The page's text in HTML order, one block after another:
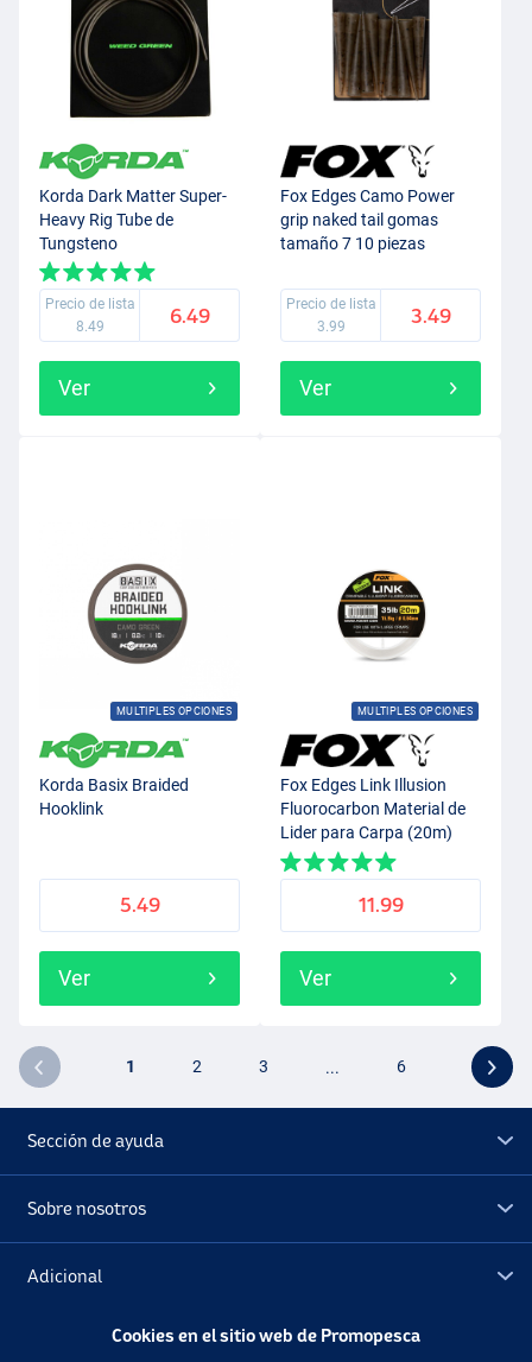
Korda Dark Matter Super-
Heavy Rig Tube de
Tungsteno
Precio de lista
8.49
6.49
Ver
Fox Edges Camo Power
grip naked tail gomas
tamaño 7 10 piezas
Precio de lista
3.99
3.49
Ver
MULTIPLES OPCIONES
Korda Basix Braided
Hooklink
5.49
Ver
MULTIPLES OPCIONES
Fox Edges Link Illusion
Fluorocarbon Material de
Lider para Carpa (20m)
11.99
Ver
1 2 3 ... 6
Sección de ayuda
Sobre nosotros
Adicional
Cookies en el sitio web de Promopesca